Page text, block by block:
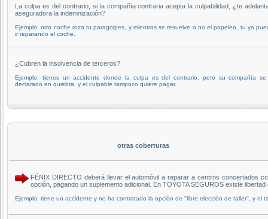
La culpa es del contrario, si la compañía contraria acepta la culpabilidad, ¿te
aseguradora la indemnización?
Ejemplo: otro coche roza tu paragolpes, y mientras se resuelve o no el papeleo, tu ya
ir reparando el coche.
¿Cubren la insolvencia de terceros?
Ejemplo: tienes un accidente donde la culpa es del contrario, pero su compañía
declarado en quiebra, y el culpable tampoco quiere pagar.
otras coberturas
FÉNIX DIRECTO deberá llevar el automóvil a reparar a centros concertados
opción, pagando un suplemento adicional. En TOYOTA SEGUROS existe
Ejemplo: tiene un accidente y no ha contratado la opción de ''libre elección de taller'', y el